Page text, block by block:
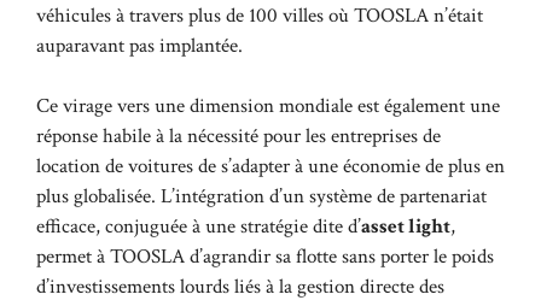
véhicules à travers plus de 100 villes où TOOSLA n’était
auparavant pas implantée.
Ce virage vers une dimension mondiale est également une
réponse habile à la nécessité pour les entreprises de
location de voitures de s’adapter à une économie de plus en
plus globalisée. L’intégration d’un système de partenariat
efficace, conjuguée à une stratégie dite d’asset light,
permet à TOOSLA d’agrandir sa flotte sans porter le poids
d’investissements lourds liés à la gestion directe des